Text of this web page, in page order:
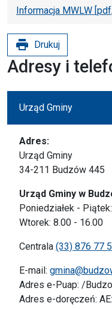
Informacja MWLW
print Drukuj
Adresy i
Urząd Gminy
Adres:
Urząd Gminy
34-211 Budzów 445
Urząd Gminy w
Poniedziałek -
Wtorek: 8.00 - 16.00
Centrala (33) 876 77
E-mail:
Adres e-Puap: /
Adres e-doręczeń: